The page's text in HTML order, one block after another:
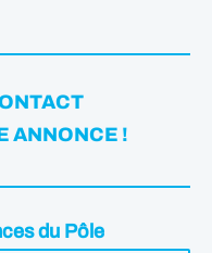
ANNONCE !
du Pôle